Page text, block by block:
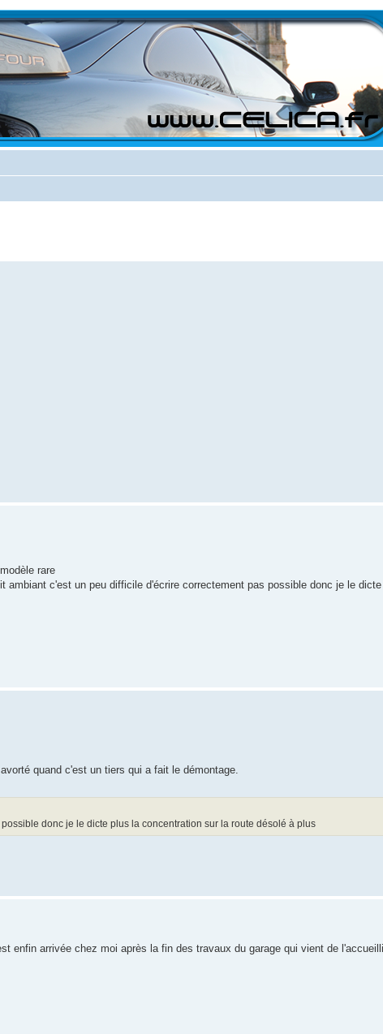
rare
c'est un peu difficile d'écrire correctement pas possible donc je le
quand c'est un tiers qui a fait le démontage.
donc je le dicte plus la concentration sur la route désolé à plus
enfin arrivée chez moi après la fin des travaux du garage qui vient de